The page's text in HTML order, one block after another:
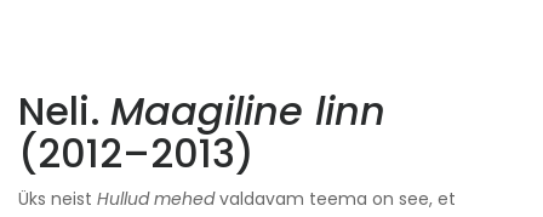
Neli. Maagiline linn
(2012–2013)
Üks neist Hullud mehedvaldavam teema on see, et